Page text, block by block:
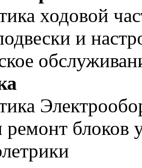
ходовой
и
ремонт блоков